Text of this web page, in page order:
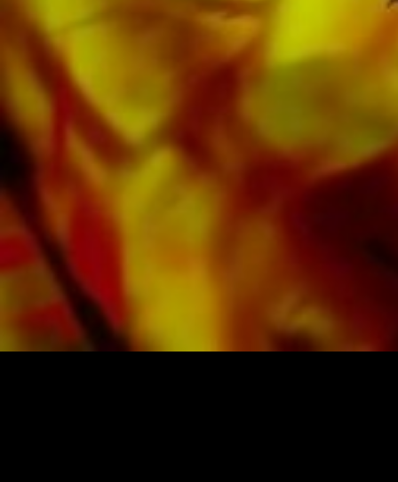
de l'éditeur provenant de fanfares de premier
plan telles que le Black Dyke Band, le Cory
Band, le Brighouse & Rastrick Band ou
l'Oberaargauer Brass Band a été enregistrée
sur Obrasso Records. Tous les supports sonores
sont également disponibles numériquement sur
les portails populaires d'Apple, d'Amazon, de
Google, de Spotify et d'autres fournisseurs du
monde entier.
Toutes les partitions d'Obrasso sont produites
sur du papier de haute qualité. Le papier à
lettres légèrement jaunâtre offre un bon
contraste et est agréable pour les yeux dans
des conditions d'éclairage difficiles. La
livraison aux clients privés dans le monde